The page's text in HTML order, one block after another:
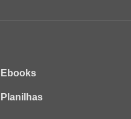
Ebooks
Planilhas